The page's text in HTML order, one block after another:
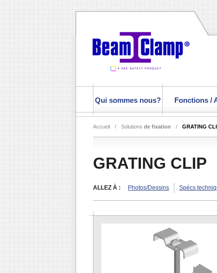
Qui sommes nous? Fonctions /
Accueil / Solutions de fixation / GRATING
GRATING CLIP
ALLEZ À : Photos/Dessins Spécs